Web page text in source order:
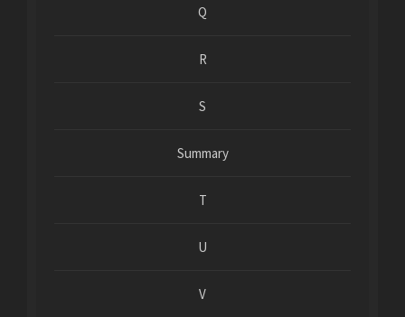
Q
R
S
Summary
T
U
V